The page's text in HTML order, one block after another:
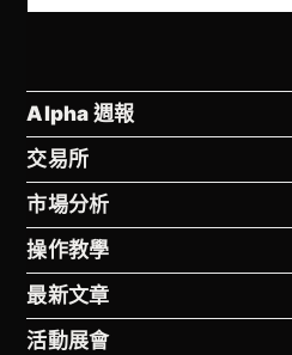
Alpha 週報
交易所
市場分析
操作教學
最新文章
活動展會